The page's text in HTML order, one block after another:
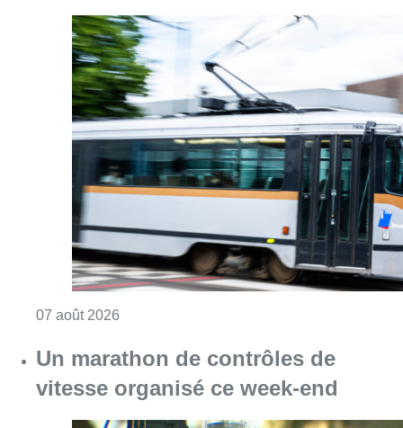
07 août 2026
Un marathon de contrôles de
vitesse organisé ce week-end